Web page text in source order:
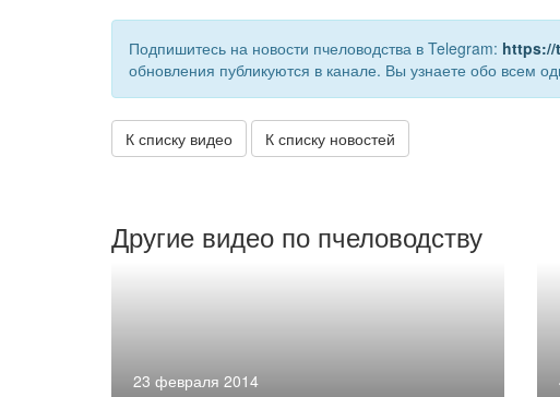
Подпишитесь на новости пчеловодства в Telegram: https://
обновления публикуются в канале. Вы узнаете обо всем
К списку видео К списку новостей
Другие видео по пчеловодству
23 февраля 2014